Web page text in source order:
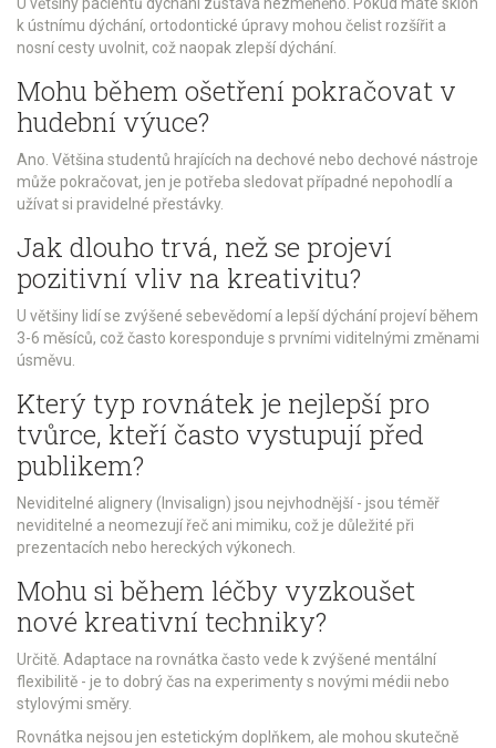
k ústnímu dýchání, ortodontické úpravy mohou čelist rozšířit a
nosní cesty uvolnit, což naopak zlepší dýchání.
Mohu během ošetření pokračovat v
hudební výuce?
Ano. Většina studentů hrajících na dechové nebo dechové nástroje
může pokračovat, jen je potřeba sledovat případné nepohodlí a
užívat si pravidelné přestávky.
Jak dlouho trvá, než se projeví
pozitivní vliv na kreativitu?
U většiny lidí se zvýšené sebevědomí a lepší dýchání projeví během
3-6 měsíců, což často koresponduje s prvními viditelnými změnami
úsměvu.
Který typ rovnátek je nejlepší pro
tvůrce, kteří často vystupují před
publikem?
Neviditelné alignery (Invisalign) jsou nejvhodnější - jsou téměř
neviditelné a neomezují řeč ani mimiku, což je důležité při
prezentacích nebo hereckých výkonech.
Mohu si během léčby vyzkoušet
nové kreativní techniky?
Určitě. Adaptace na rovnátka často vede k zvýšené mentální
flexibilitě - je to dobrý čas na experimenty s novými médii nebo
stylovými směry.
Rovnátka nejsou jen estetickým doplňkem, ale mohou skutečně